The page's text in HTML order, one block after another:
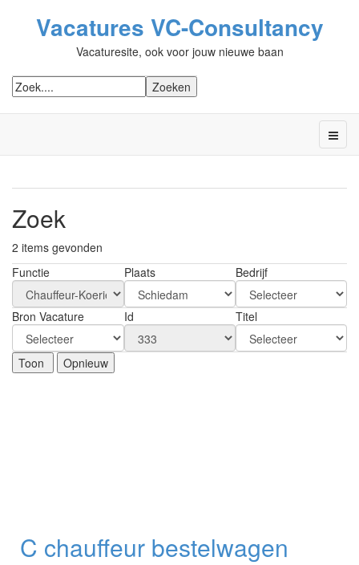
Vacatures VC-Consultancy
Vacaturesite, ook voor jouw nieuwe baan
Zoek
2 items gevonden
Functie
Plaats Bedrijf
Bron Vacature Id Titel
C chauffeur bestelwagen